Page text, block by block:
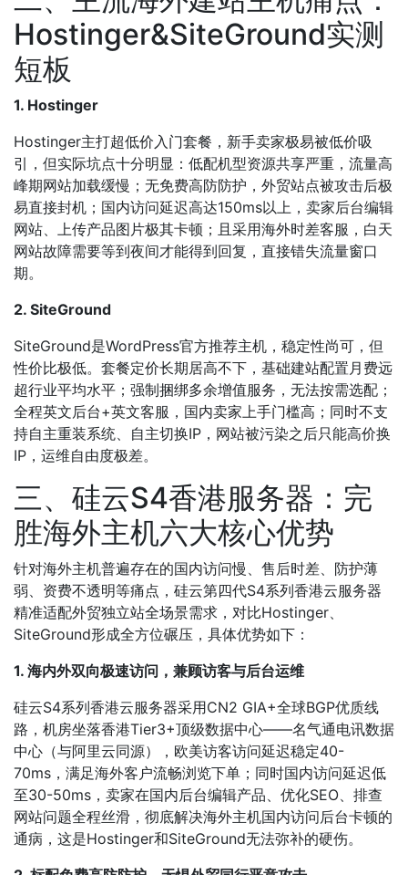
Hostinger&SiteGround实测
短板
1. Hostinger
Hostinger主打超低价入门套餐，新手卖家极易被低价吸
引，但实际坑点十分明显：低配机型资源共享严重，流量高
峰期网站加载缓慢；无免费高防防护，外贸站点被攻击后极
易直接封机；国内访问延迟高达150ms以上，卖家后台编辑
网站、上传产品图片极其卡顿；且采用海外时差客服，白天
网站故障需要等到夜间才能得到回复，直接错失流量窗口
期。
2. SiteGround
SiteGround是WordPress官方推荐主机，稳定性尚可，但
性价比极低。套餐定价长期居高不下，基础建站配置月费远
超行业平均水平；强制捆绑多余增值服务，无法按需选配；
全程英文后台+英文客服，国内卖家上手门槛高；同时不支
持自主重装系统、自主切换IP，网站被污染之后只能高价换
IP，运维自由度极差。
三、硅云S4香港服务器：完
胜海外主机六大核心优势
针对海外主机普遍存在的国内访问慢、售后时差、防护薄
弱、资费不透明等痛点，硅云第四代S4系列香港云服务器
精准适配外贸独立站全场景需求，对比Hostinger、
SiteGround形成全方位碾压，具体优势如下：
1. 海内外双向极速访问，兼顾访客与后台运维
硅云S4系列香港云服务器采用CN2 GIA+全球BGP优质线
路，机房坐落香港Tier3+顶级数据中心——名气通电讯数据
中心（与阿里云同源），欧美访客访问延迟稳定40-
70ms，满足海外客户流畅浏览下单；同时国内访问延迟低
至30-50ms，卖家在国内后台编辑产品、优化SEO、排查
网站问题全程丝滑，彻底解决海外主机国内访问后台卡顿的
通病，这是Hostinger和SiteGround无法弥补的硬伤。